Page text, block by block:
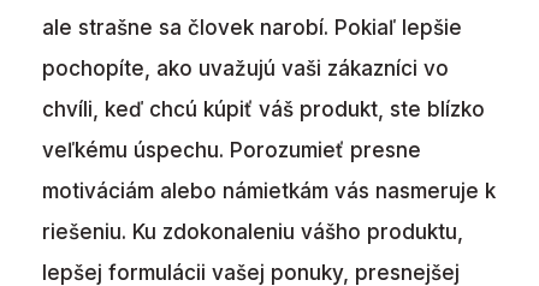
ale strašne sa človek narobí. Pokiaľ lepšie
pochopíte, ako uvažujú vaši zákazníci vo
chvíli, keď chcú kúpiť váš produkt, ste blízko
veľkému úspechu. Porozumieť presne
motiváciám alebo námietkám vás nasmeruje k
riešeniu. Ku zdokonaleniu vášho produktu,
lepšej formulácii vašej ponuky, presnejšej